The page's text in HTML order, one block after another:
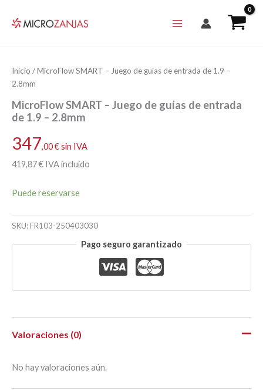
Inicio / MicroFlow SMART – Juego de guías de entrada de 1.9 –
2.8mm
MicroFlow SMART – Juego de guías de entrada
de 1.9 – 2.8mm
347,00€sin IVA
419,87€ IVA incluido
Puede reservarse
SKU:FR103-250403030
Pago seguro garantizado
Valoraciones (0)
No hay valoraciones aún.